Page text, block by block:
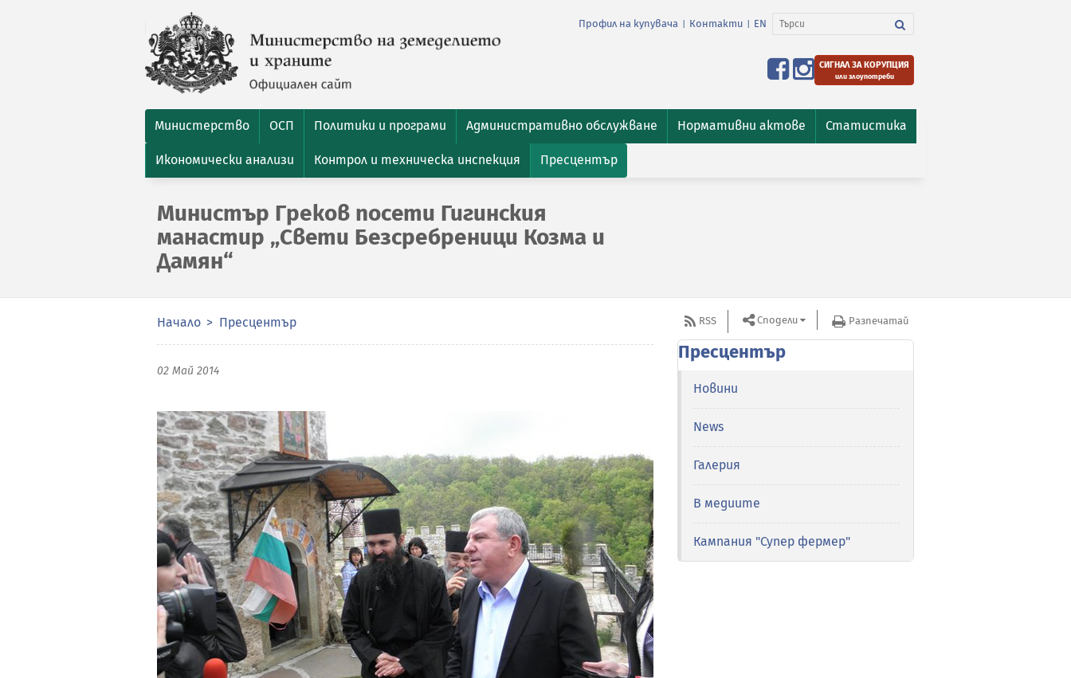
Профил на купувача Контакти EN
СИГНАЛ ЗА КОРУПЦИЯ
или злоупотреби
Министерство ОСП Политики и програми Административно обслужване Нормативни актове Статистика
Икономически анализи Контрол и техническа инспекция Пресцентър
Министър Греков посети Гигинския
манастир „Свети Безсребреници Козма и
Дамян“
Начало Пресцентър
02 Май 2014
RSS Сподели Разпечатай
Пресцентър
Новини
News
Галерия
В медиите
Кампания "Супер фермер"